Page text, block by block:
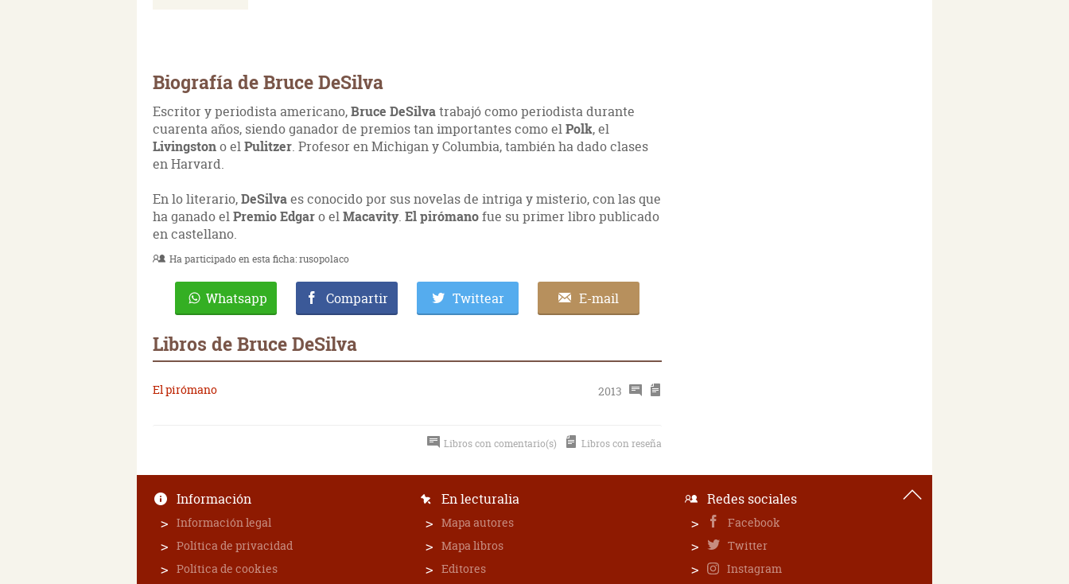
Biografía de Bruce DeSilva
Escritor y periodista americano,Bruce DeSilvatrabajó como periodista durante
cuarenta años, siendo ganador de premios tan importantes como elPolk, el
Livingstono elPulitzer. Profesor en Michigan y Columbia, también ha dado clases
en Harvard.
En lo literario,DeSilvaes conocido por sus novelas de intriga y misterio, con las que
ha ganado elPremio Edgaro elMacavity. El pirómanofue su primer libro publicado
en castellano.
Ha participado en esta ficha:rusopolaco
Whatsapp Compartir Twittear E-mail
Libros de Bruce DeSilva
El pirómano 2013
Libros con comentario(s) Libros con reseña
Información
Información legal
Política de privacidad
Política de cookies
En lecturalia
Mapa autores
Mapa libros
Editores
Redes sociales
Facebook
Twitter
Instagram